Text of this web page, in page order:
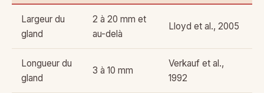
Largeur du
gland
2 à 20 mm et
au-delà
Lloyd et al., 2005
Longueur du
gland
3 à 10 mm
Verkauf et al.,
1992